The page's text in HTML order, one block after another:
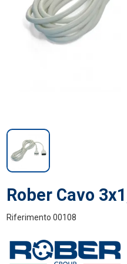
Rober Cavo
Riferimento 00108